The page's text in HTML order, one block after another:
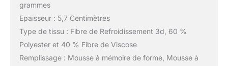
grammes
Epaisseur : 5,7 Centimètres
Type de tissu : Fibre de Refroidissement 3d, 60 %
Polyester et 40 % Fibre de Viscose
Remplissage : Mousse à mémoire de forme, Mousse à